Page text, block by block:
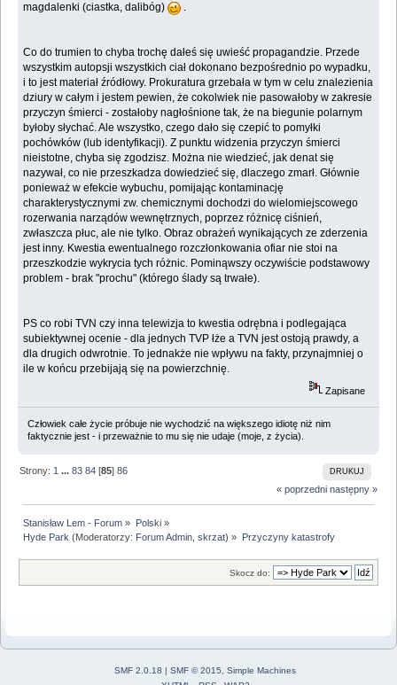
magdalenki (ciastka, dalibóg)
.
Co do trumien to chyba trochę dałeś się uwieść propagandzie. Przede
wszystkim autopsji wszystkich ciał dokonano bezpośrednio po wypadku,
i to jest materiał źródłowy. Prokuratura grzebała w tym w celu znalezienia
dziury w całym i jestem pewien, że cokolwiek nie pasowałoby w zakresie
przyczyn śmierci - zostałoby nagłośnione tak, że na biegunie polarnym
byłoby słychać. Ale wszystko, czego dało się czepić to pomyłki
pochówków (lub identyfikacji). Z punktu widzenia przyczyn śmierci
nieistotne, chyba się zgodzisz. Można nie wiedzieć, jak denat się
nazywał, co nie przeszkadza dowiedzieć się, dlaczego zmarł. Głównie
ponieważ w efekcie wybuchu, pomijając kontaminację
charakterystycznymi zw. chemicznymi dochodzi do wielomiejscowego
rozerwania narządów wewnętrznych, poprzez różnicę ciśnień,
zwłaszcza płuc, ale nie tylko. Obraz obrażeń wynikających ze zderzenia
jest inny. Kwestia ewentualnego rozczłonkowania ofiar nie stoi na
przeszkodzie wykrycia tych różnic. Pominąwszy oczywiście podstawowy
problem - brak "prochu" (którego ślady są trwałe).
PS co robi TVN czy inna telewizja to kwestia odrębna i podlegająca
subiektywnej ocenie - dla jednych TVP łże a TVN jest ostoją prawdy, a
dla drugich odwrotnie. To jednakże nie wpływu na fakty, przynajmniej o
ile w końcu przebijają się na powierzchnię.
Zapisane
Człowiek całe życie próbuje nie wychodzić na większego idiotę niż nim
faktycznie jest - i przeważnie to mu się nie udaje (moje, z życia).
DRUKUJ
Strony: 1 ...83 84 [85]86
« poprzedni następny »
Stanisław Lem - Forum » Polski»
Hyde Park (Moderatorzy: Forum Admin ,skrzat) » Przyczyny katastrofy
Skocz do:
SMF 2.0.18 | SMF © 2015
Simple Machines